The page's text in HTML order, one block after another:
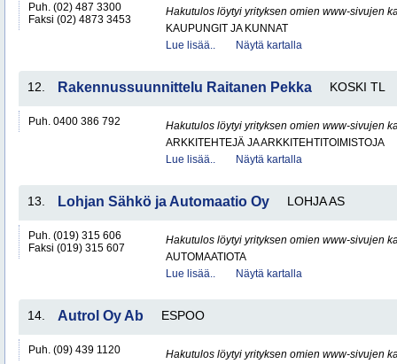
Puh. (02) 487 3300
Faksi (02) 4873 3453
Hakutulos löytyi yrityksen omien www-sivujen
KAUPUNGIT JA KUNNAT
Lue lisää..
Näytä kartalla
12. Rakennussuunnittelu Raitanen Pekka KOSKI TL
Puh. 0400 386 792
Hakutulos löytyi yrityksen omien www-sivujen
ARKKITEHTEJÄ JA ARKKITEHTITOIMISTOJA
Lue lisää..
Näytä kartalla
13. Lohjan Sähkö ja Automaatio Oy LOHJA AS
Puh. (019) 315 606
Faksi (019) 315 607
Hakutulos löytyi yrityksen omien www-sivujen
AUTOMAATIOTA
Lue lisää..
Näytä kartalla
14. Autrol Oy Ab ESPOO
Puh. (09) 439 1120
Hakutulos löytyi yrityksen omien www-sivujen